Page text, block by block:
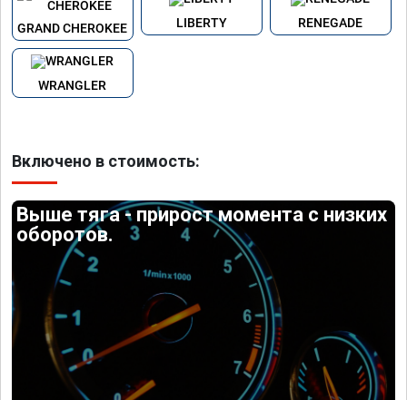
GRAND CHEROKEE LIBERTY RENEGADE
WRANGLER
Включено в стоимость:
Выше тяга - прирост момента с низких
оборотов.